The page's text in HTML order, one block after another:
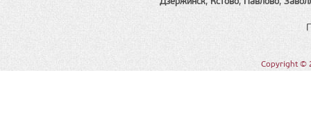
Copyright ©